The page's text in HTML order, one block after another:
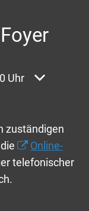
oder
Uhr Von 08:00
zuständigen
Online-
telefonischer